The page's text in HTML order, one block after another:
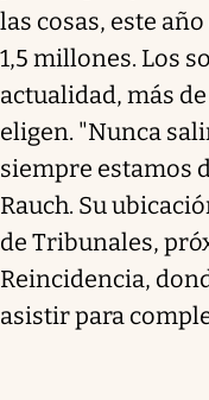
las cosas, este
1,5 millones. Los
actualidad, más
eligen. "Nunca
siempre estamos
Rauch. Su
de Tribunales,
Reincidencia,
asistir para